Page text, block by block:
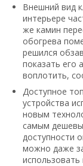
Внешний вид
интерьере
же камин
обогрева
решился
показать его
воплотить,
Доступное
устройства
новым
самым
доступности
можно даже